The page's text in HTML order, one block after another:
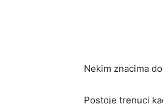
Nekim znacima
Postoje trenuci